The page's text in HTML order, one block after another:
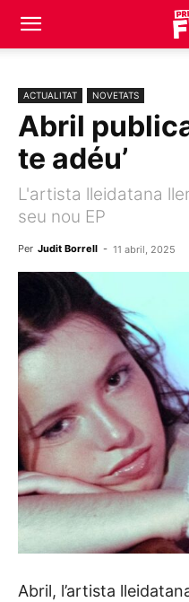
ACTUALITAT NOVETATS
Abril
te adéu’
L'artista lleidatana
seu nou EP
Per Judit Borrell - 11 abril, 2025
Abril, l’artista